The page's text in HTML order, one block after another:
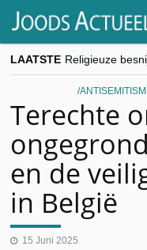
LAATSTE
Terechte
en de
in België
15 Juni 2025